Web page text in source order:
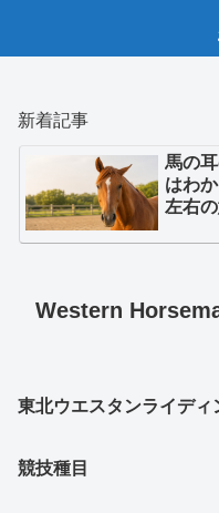
新着記事
馬の
はわ
左右
Western
東北ウエスタンライデ
競技種目